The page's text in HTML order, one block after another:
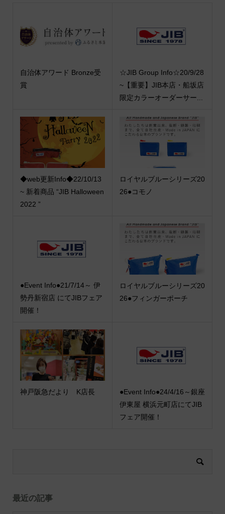
自治体アワード Bronze受
賞
☆JIB Group Info☆20/9/28
~【重要】JIB本店・船坂店
限定カラーオーダーサー...
◆web更新Info◆22/10/13
~ 新着商品 “JIB Halloween
2022 ”
ロイヤルブルーシリーズ20
26●コモノ
●Event Info●21/7/14～ 伊
勢丹新宿店 にてJIBフェア
開催！
ロイヤルブルーシリーズ20
26●フィンガーポーチ
神戸阪急だより K店長
●Event Info●24/4/16～銀座
伊東屋 横浜元町店にてJIB
フェア開催！
最近の記事